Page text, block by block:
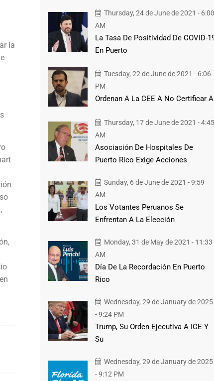
la
Thursday, 24 de June de 2021 - 6:00
AM
La Tasa De Positividad De COVID-
En Puerto
Tuesday, 22 de June de 2021 - 6:06
PM
Ordenan A La CEE A No Certificar A
Thursday, 17 de June de 2021 - 4:45
AM
Asociación De Hospitales De
Puerto Rico Exige Acciones
Sunday, 6 de June de 2021 - 9:59
AM
Los Votantes Peruanos Se
Enfrentan A La Elección
Monday, 31 de May de 2021 - 11:33
AM
Día De La Recordación En Puerto
Rico
Wednesday, 29 de January de 2025
- 9:24 PM
Trump, Su Orden Ejecutiva A ICE Y
Su
Wednesday, 29 de January de 2025
- 9:12 PM